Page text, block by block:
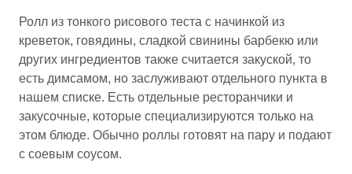
Ролл из тонкого рисового теста с начинкой из
креветок, говядины, сладкой свинины барбекю или
других ингредиентов также считается закуской, то
есть димсамом, но заслуживают отдельного пункта в
нашем списке. Есть отдельные ресторанчики и
закусочные, которые специализируются только на
этом блюде. Обычно роллы готовят на пару и подают
с соевым соусом.